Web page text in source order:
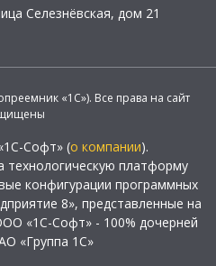
Селезнёвская, дом 21
«1С»). Все права на сайт
Софт» (о компании).
технологическую платформу
конфигурации программных
8», представленные на
«1С-Софт» - 100% дочерней
«Группа 1С»